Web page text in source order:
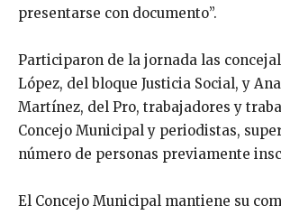
presentarse con documento”.
Participaron de la jornada las
López, del bloque Justicia Social, y
Martínez, del Pro, trabajadores y
Concejo Municipal y periodistas,
número de personas previamente
El Concejo Municipal mantiene su